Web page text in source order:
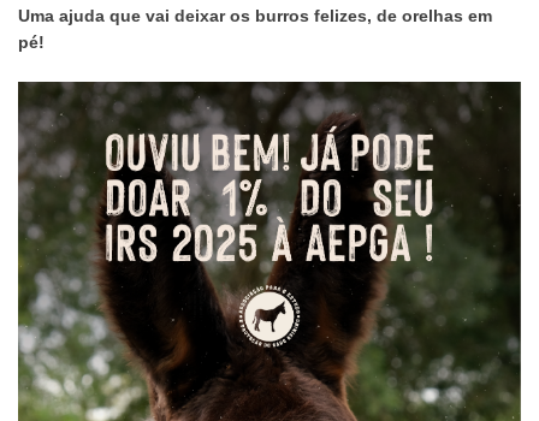
Uma ajuda que vai deixar os burros felizes, de orelhas em
pé!